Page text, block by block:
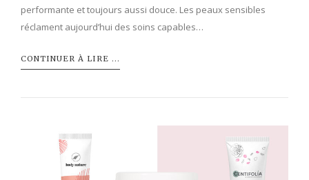
performante et toujours aussi douce. Les peaux sensibles
réclament aujourd’hui des soins capables…
CONTINUER À LIRE ...